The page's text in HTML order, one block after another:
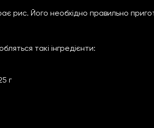
рис. Його необхідно правильно
такі інгредієнти:
г